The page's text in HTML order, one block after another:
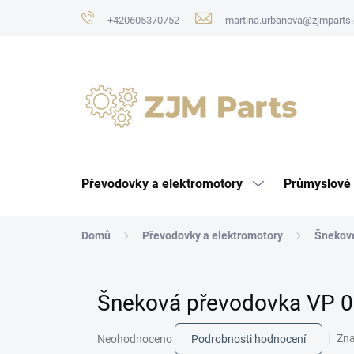
+420605370752
Převodovky a elektromotory
Domů Převodovky a elektromotory
Šneková převodovka VP
hodnocení
Neohodnoceno Podrobnosti hodnocení